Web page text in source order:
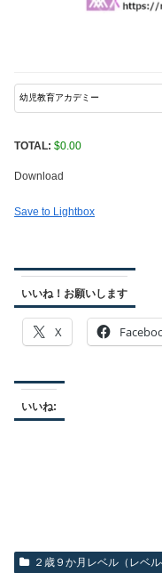
TOTAL: $0.00
Download
Save to Lightbox
いいね！お願いします
X
いいね:
２歳９か月レベル（レベル